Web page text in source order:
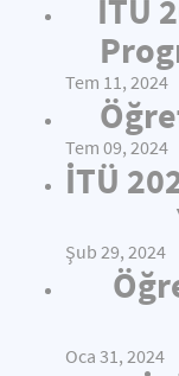
İTÜ
Tem 11, 2024
Tem 09, 2024
İTÜ
Şub 29, 2024
Oca 31, 2024